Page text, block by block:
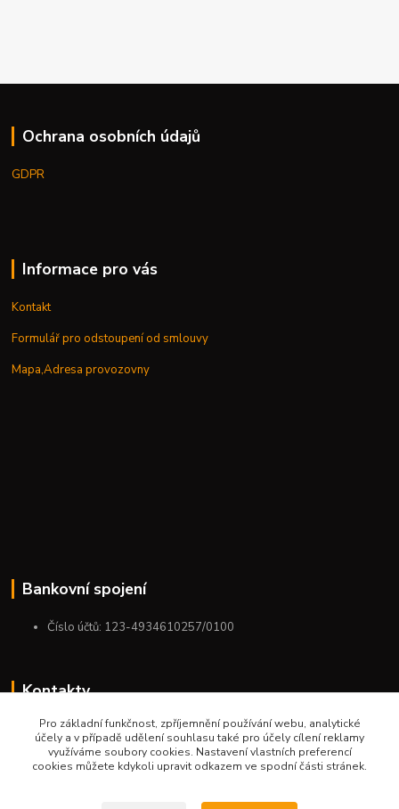
Ochrana osobních údajů
GDPR
Informace pro vás
Kontakt
Formulář pro odstoupení od smlouvy
Mapa,Adresa provozovny
Bankovní spojení
Číslo účtů: 123-4934610257/0100
Kontakty
+420 775 954 963
9:00-12:00-13:00-16:00
Pro základní funkčnost, zpříjemnění používání webu, analytické
účely a v případě udělení souhlasu také pro účely cílení reklamy
využíváme soubory cookies. Nastavení vlastních preferencí
cookies můžete kdykoli upravit odkazem ve spodní části stránek.